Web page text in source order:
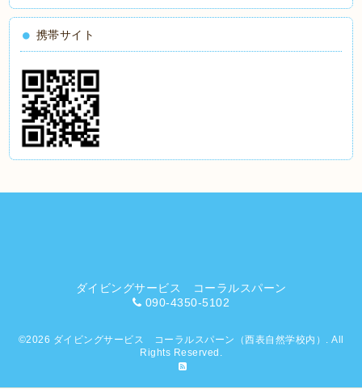
携帯サイト
ダイビングサービス コーラルスパーン
090-4350-5102
©2026 ダイビングサービス コーラルスパーン（西表自然学校内） . All
Rights Reserved.